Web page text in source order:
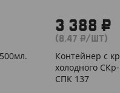
3 388 ₽
(8.47 ₽/ШТ)
Контейнер с
холодного
СПК 137